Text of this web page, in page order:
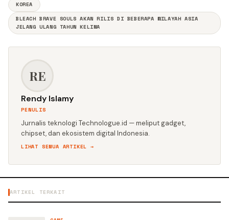
KOREA
BLEACH BRAVE SOULS AKAN RILIS DI BEBERAPA WILAYAH ASIA
JELANG ULANG TAHUN KELIMA
RE
Rendy Islamy
PENULIS
Jurnalis teknologi Technologue.id — meliput gadget,
chipset, dan ekosistem digital Indonesia.
LIHAT SEMUA ARTIKEL →
ARTIKEL TERKAIT